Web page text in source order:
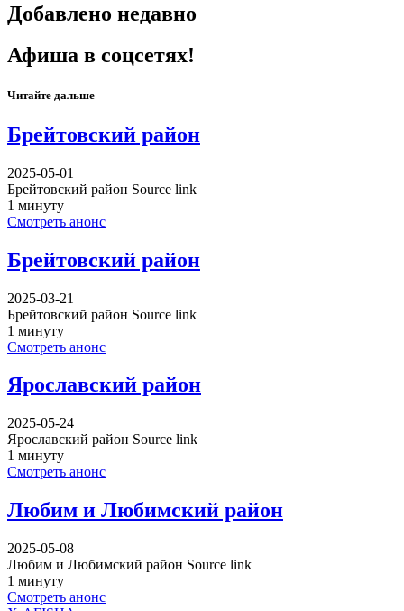
Добавлено недавно
Афиша в соцсетях!
Читайте дальше
Брейтовский район
2025-05-01
Брейтовский район Source link
1 минуту
Смотреть анонс
Брейтовский район
2025-03-21
Брейтовский район Source link
1 минуту
Смотреть анонс
Ярославский район
2025-05-24
Ярославский район Source link
1 минуту
Смотреть анонс
Любим и Любимский район
2025-05-08
Любим и Любимский район Source link
1 минуту
Смотреть анонс